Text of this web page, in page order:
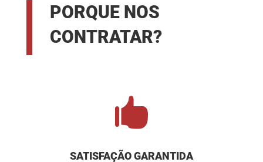
PORQUE NOS
CONTRATAR?

SATISFAÇÃO GARANTIDA